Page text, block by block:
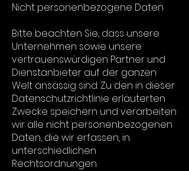
Nicht personenbezogene Daten
Bitte beachten Sie, dass unsere
Unternehmen sowie unsere
vertrauenswürdigen Partner und
Dienstanbieter auf der ganzen
Welt ansässig sind. Zu den in dieser
Datenschutzrichtlinie erläuterten
Zwecke speichern und verarbeiten
wir alle nicht personenbezogenen
Daten, die wir erfassen, in
unterschiedlichen
Rechtsordnungen.